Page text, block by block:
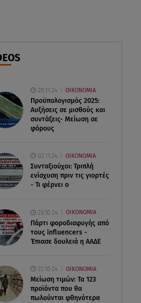
, 23:30
Mafia: Χειροπέδες σε
και «Μπουλντόγκ»
20.11.24 ΟΙΚΟΝΟΜΙΑ
Προϋπολογισμός 2025:
Αυξήσεις σε μισθούς και
συντάξεις- Μείωση σε
φόρους
02.11.24 ΟΙΚΟΝΟΜΙΑ
Συνταξιούχοι: Τριπλή
ενίσχυση πριν τις γιορτές
- Τι φέρνει ο
23.10.24 ΟΙΚΟΝΟΜΙΑ
Πάρτι φοροδιαφυγής από
τους influencers -
Έπιασε δουλειά η ΑΑΔΕ
22.10.24 ΟΙΚΟΝΟΜΙΑ
Μείωση τιμών: Τα 123
προϊόντα που θα
πωλούνται φθηνότερα